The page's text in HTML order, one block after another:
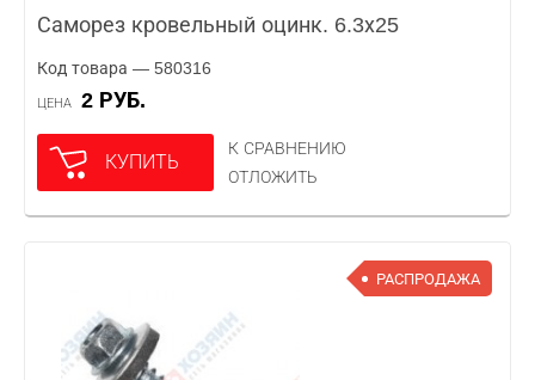
Саморез кровельный оцинк. 6.3х25
Код товара — 580316
ЦЕНА 2 РУБ.
КУПИТЬ
К СРАВНЕНИЮ
ОТЛОЖИТЬ
РАСПРОДАЖА